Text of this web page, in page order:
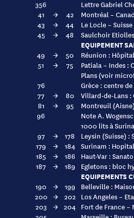
356
Lettre Gabriel
41
→ 42
Montréal –
43
→ 44
Le Locle –
45
→ 48 Saulchoir
EQUIPEMENT
49 → 50
Réunion :
51
→ 75
Patiala – Indes :
Plans (voir
76
Grèce : centre
77
→ 80
Villard-de-Lans :
81
→ 95
Montreuil
96
Note A.
1000 lits à
97
→ 178
Leysin (Suisse) :
179
→ 184 Surinam :
185
→ 186
Haut-Var :
187
→ 189 Egletons : bloc
EQUIPEMENTS
190 → 199
Belleville :
200 → 202 Los Angeles –
203
→ 204 Fort de France